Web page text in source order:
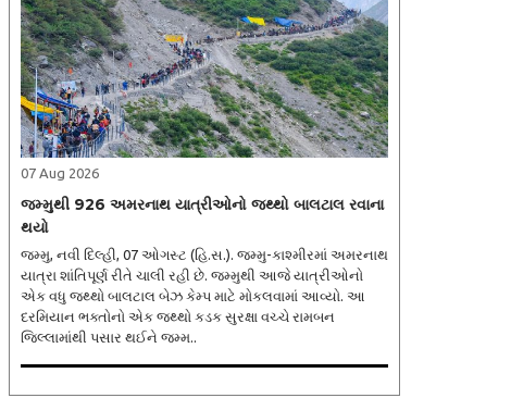
07 Aug 2026
જમ્મુથી 926 અમરનાથ યાત્રીઓનો જથ્થો બાલટાલ રવાના
થયો
જમ્મુ, નવી દિલ્હી, 07 ઓગસ્ટ (હિ.સ.). જમ્મુ-કાશ્મીરમાં અમરનાથ
યાત્રા શાંતિપૂર્ણ રીતે ચાલી રહી છે. જમ્મુથી આજે યાત્રીઓનો
એક વધુ જથ્થો બાલટાલ બેઝ કેમ્પ માટે મોકલવામાં આવ્યો. આ
દરમિયાન ભક્તોનો એક જથ્થો કડક સુરક્ષા વચ્ચે રામબન
જિલ્લામાંથી પસાર થઈને જમ્મ..